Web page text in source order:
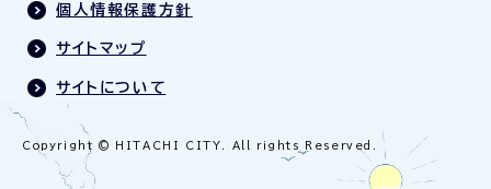
個人情報保護方針
サイトマップ
サイトについて
Copyright © HITACHI CITY. All rights Reserved.